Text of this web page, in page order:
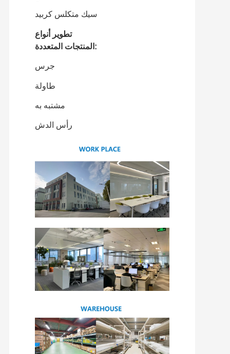
سيك متكلس كربيد
تطوير أنواع
المنتجات المتعددة:
جرس
طاولة
مشتبه به
رأس الدش